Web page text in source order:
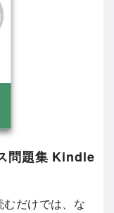
問題集 Kindle
むだけでは、な